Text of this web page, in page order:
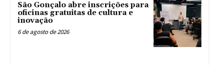
São Gonçalo abre inscrições para
oficinas gratuitas de cultura e
inovação
6 de agosto de 2026